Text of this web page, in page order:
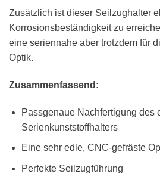
Zusätzlich ist dieser Seilzughalter
Korrosionsbeständigkeit zu
eine seriennahe aber trotzdem für
Optik.
Zusammenfassend:
Passgenaue Nachfertigung des
Serienkunststoffhalters
Eine sehr edle, CNC-gefräste
Perfekte Seilzugführung